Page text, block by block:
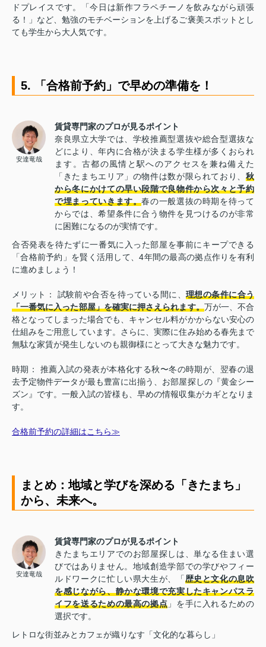
ドプレイスです。「今日は新作フラペチーノを飲みながら頑張
る！」など、勉強のモチベーションを上げるご褒美スポットとし
ても学生から大人気です。
5. 「合格前予約」で早めの準備を！
安達竜哉
賃貸専門家のプロが見るポイント
奈良県立大学では、学校推薦型選抜や総合型選抜な
どにより、年内に合格が決まる学生様が多くおられ
ます。古都の風情と駅へのアクセスを兼ね備えた
「きたまちエリア」の物件は数が限られており、 秋
から冬にかけての早い段階で良物件から次々と予約
で埋まっていきます。春の一般選抜の時期を待って
からでは、希望条件に合う物件を見つけるのが非常
に困難になるのが実情です。
合否発表を待たずに一番気に入った部屋を事前にキープできる
「合格前予約」を賢く活用して、4年間の最高の拠点作りを有利
に進めましょう！
メリット： 試験前や合否を待っている間に、 理想の条件に合う
「一番気に入った部屋」を確実に押さえられます。万が一、不合
格となってしまった場合でも、キャンセル料がかからない安心の
仕組みをご用意しています。さらに、実際に住み始める春先まで
無駄な家賃が発生しないのも親御様にとって大きな魅力です。
時期： 推薦入試の発表が本格化する秋〜冬の時期が、翌春の退
去予定物件データが最も豊富に出揃う、お部屋探しの『黄金シー
ズン』です。一般入試の皆様も、早めの情報収集がカギとなりま
す。
合格前予約の詳細はこちら≫
まとめ：地域と学びを深める「きたまち」
から、未来へ。
安達竜哉
賃貸専門家のプロが見るポイント
きたまちエリアでのお部屋探しは、単なる住まい選
びではありません。地域創造学部での学びやフィー
ルドワークに忙しい県大生が、「歴史と文化の息吹
を感じながら、静かな環境で充実したキャンパスラ
イフを送るための最高の拠点 」を手に入れるための
選択です。
レトロな街並みとカフェが織りなす「文化的な暮らし」